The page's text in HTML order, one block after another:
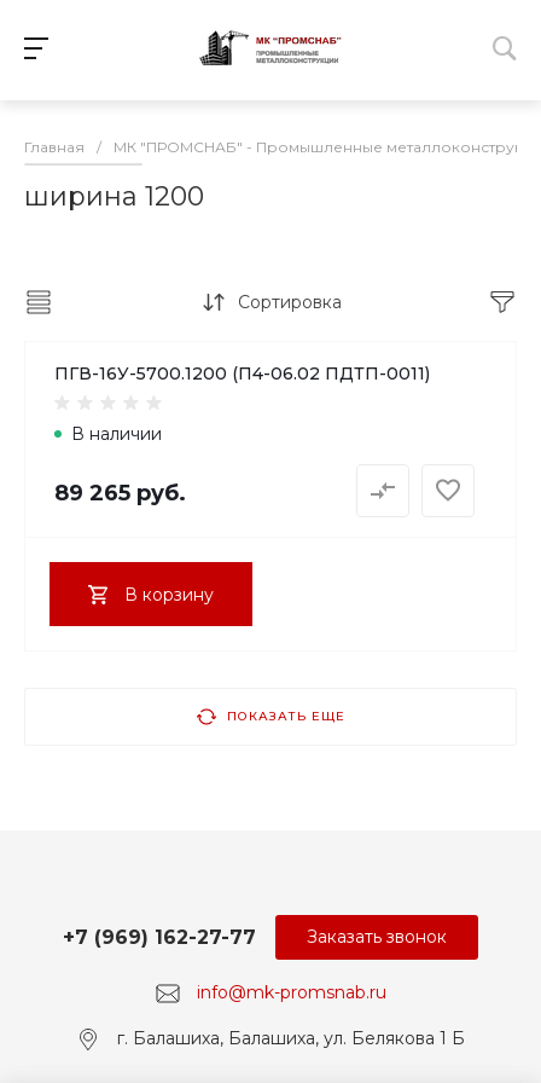
Главная / МК "ПРОМСНАБ" - Промышленные
ширина 1200
Сортировка
ПГВ-16У-5700.1200 (П4-06.02 ПДТП-0011)
В наличии
89 265 руб.
В корзину
ПОКАЗАТЬ ЕЩЕ
info@mk-promsnab.ru
+7 (969) 162-27-77
г. Балашиха, Балашиха, ул. Белякова 1 Б
Заказать звонок